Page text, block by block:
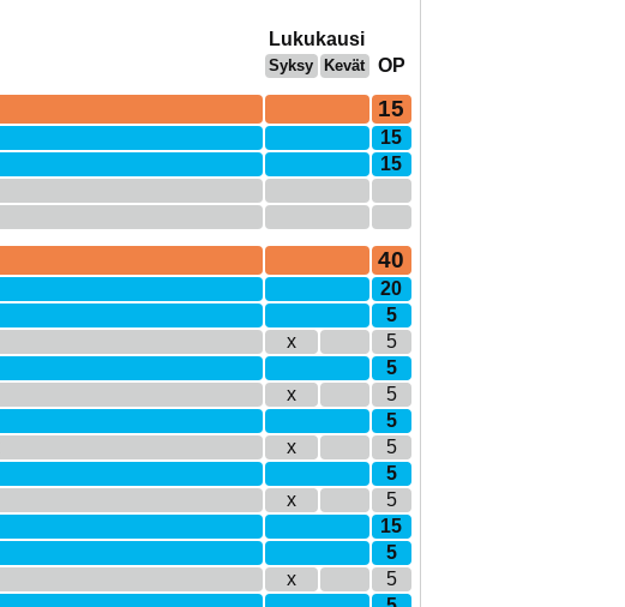
Lukukausi
Syksy Kevät OP
15
15
15
40
20
5
x
5
5
x
5
5
x
5
5
x
5
15
5
x
5